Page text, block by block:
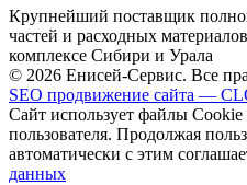
Крупнейший поставщик
частей и расходных
комплексе Сибири и Урала
© 2026 Енисей-Сервис. Все
SEO продвижение сайта —
Сайт использует файлы
пользователя. Продолжая
автоматически с этим
данных